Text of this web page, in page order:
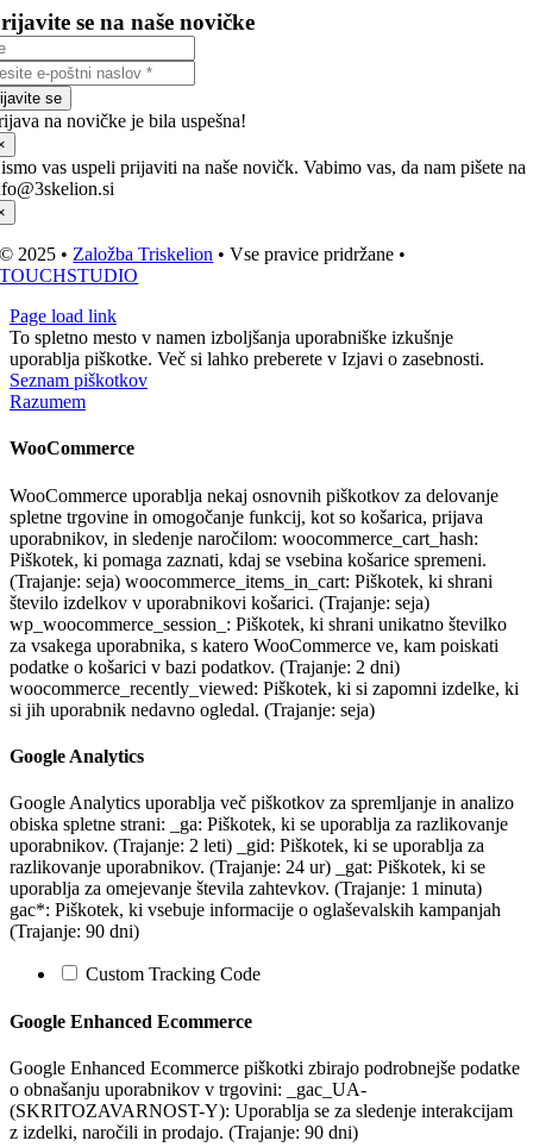
se na naše novičke
se
na novičke je bila uspešna!
vas uspeli prijaviti na naše novičk. Vabimo vas, da nam pišete na
© 2025 • Založba Triskelion • Vse pravice pridržane •
TOUCHSTUDIO
Page load link
To spletno mesto v namen izboljšanja uporabniške izkušnje
uporablja piškotke. Več si lahko preberete v Izjavi o zasebnosti.
Seznam piškotkov
Razumem
WooCommerce
WooCommerce uporablja nekaj osnovnih piškotkov za delovanje
spletne trgovine in omogočanje funkcij, kot so košarica, prijava
uporabnikov, in sledenje naročilom: woocommerce_cart_hash:
Piškotek, ki pomaga zaznati, kdaj se vsebina košarice spremeni.
(Trajanje: seja) woocommerce_items_in_cart: Piškotek, ki shrani
število izdelkov v uporabnikovi košarici. (Trajanje: seja)
wp_woocommerce_session_: Piškotek, ki shrani unikatno številko
za vsakega uporabnika, s katero WooCommerce ve, kam poiskati
podatke o košarici v bazi podatkov. (Trajanje: 2 dni)
woocommerce_recently_viewed: Piškotek, ki si zapomni izdelke, ki
si jih uporabnik nedavno ogledal. (Trajanje: seja)
Google Analytics
Google Analytics uporablja več piškotkov za spremljanje in analizo
obiska spletne strani: _ga: Piškotek, ki se uporablja za razlikovanje
uporabnikov. (Trajanje: 2 leti) _gid: Piškotek, ki se uporablja za
razlikovanje uporabnikov. (Trajanje: 24 ur) _gat: Piškotek, ki se
uporablja za omejevanje števila zahtevkov. (Trajanje: 1 minuta)
gac*: Piškotek, ki vsebuje informacije o oglaševalskih kampanjah
(Trajanje: 90 dni)
Custom Tracking Code
Google Enhanced Ecommerce
Google Enhanced Ecommerce piškotki zbirajo podrobnejše podatke
o obnašanju uporabnikov v trgovini: _gac_UA-
(SKRITOZAVARNOST-Y): Uporablja se za sledenje interakcijam
z izdelki, naročili in prodajo. (Trajanje: 90 dni)